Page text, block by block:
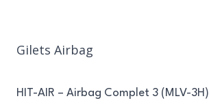
Gilets Airbag
HIT-AIR – Airbag Complet 3 (MLV-3H)